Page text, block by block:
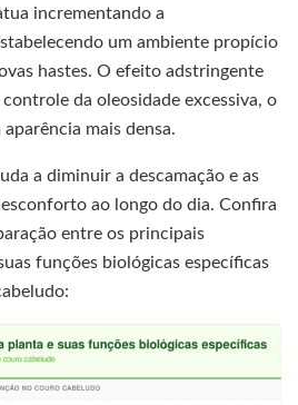
incrementando a
um ambiente propício
hastes. O efeito adstringente
da oleosidade excessiva, o
mais densa.
a diminuir a descamação e as
ao longo do dia. Confira
entre os principais
funções biológicas específicas